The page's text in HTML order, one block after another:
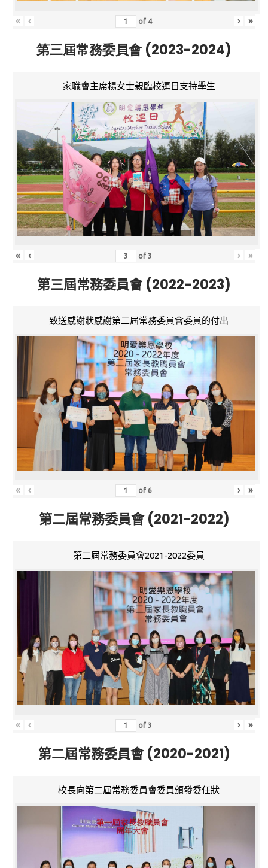
« ‹ of 4 › »
第三屆常務委員會 (2023-2024)
家職會主席楊女士親臨校運日支持學生
« ‹ of3 › »
第三屆常務委員會 (2022-2023)
致送感謝狀感謝第二屆常務委員會委員的付出
« ‹ of 6 › »
第二屆常務委員會 (2021-2022)
第二屆常務委員會2021-2022委員
« ‹ of3 › »
第二屆常務委員會 (2020-2021)
校長向第二屆常務委員會委員頒發委任狀